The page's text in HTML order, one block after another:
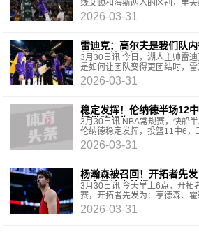
线艾顿和海斯两人的区别，里
的球员，但在各自擅长的领域效
2026-03-31
雷迪克：高尔夫是我们队
借此尽情放松
3月30日讯 今日，湖人主帅雷
是如何让团队变得更团结时，
我刚进NBA那时候没多少人打高
2026-03-31
稳定发挥！伦纳德半场12
板带队领先
3月30日讯 NBA常规赛，快船
伦纳德稳定发挥，投篮11中6，
板，其中3个前场篮板。
2026-03-31
杨瀚森被召回！开拓者先
亚卡马拉克林根
3月30日讯 今天早上6点，开拓
赛，开拓者先发为：亨德森、
克林根。据主帅斯普利特表示
2026-03-31